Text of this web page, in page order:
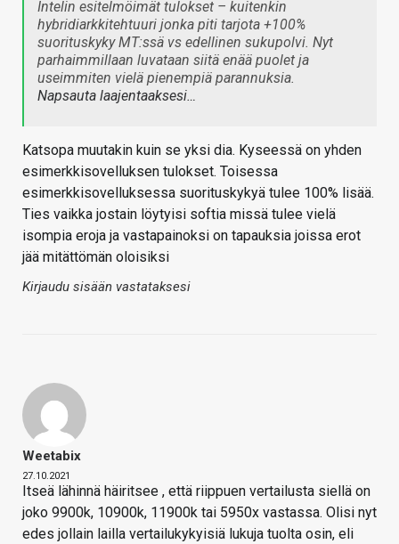
Intelin esitelmöimät tulokset – kuitenkin
hybridiarkkitehtuuri jonka piti tarjota +100%
suorituskyky MT:ssä vs edellinen sukupolvi. Nyt
parhaimmillaan luvataan siitä enää puolet ja
useimmiten vielä pienempiä parannuksia.
Napsauta laajentaaksesi…
Katsopa muutakin kuin se yksi dia. Kyseessä on yhden
esimerkkisovelluksen tulokset. Toisessa
esimerkkisovelluksessa suorituskykyä tulee 100% lisää.
Ties vaikka jostain löytyisi softia missä tulee vielä
isompia eroja ja vastapainoksi on tapauksia joissa erot
jää mitättömän oloisiksi
Kirjaudu sisään vastataksesi
Weetabix
27.10.2021
Itseä lähinnä häiritsee , että riippuen vertailusta siellä on
joko 9900k, 10900k, 11900k tai 5950x vastassa. Olisi nyt
edes jollain lailla vertailukykyisiä lukuja tuolta osin, eli